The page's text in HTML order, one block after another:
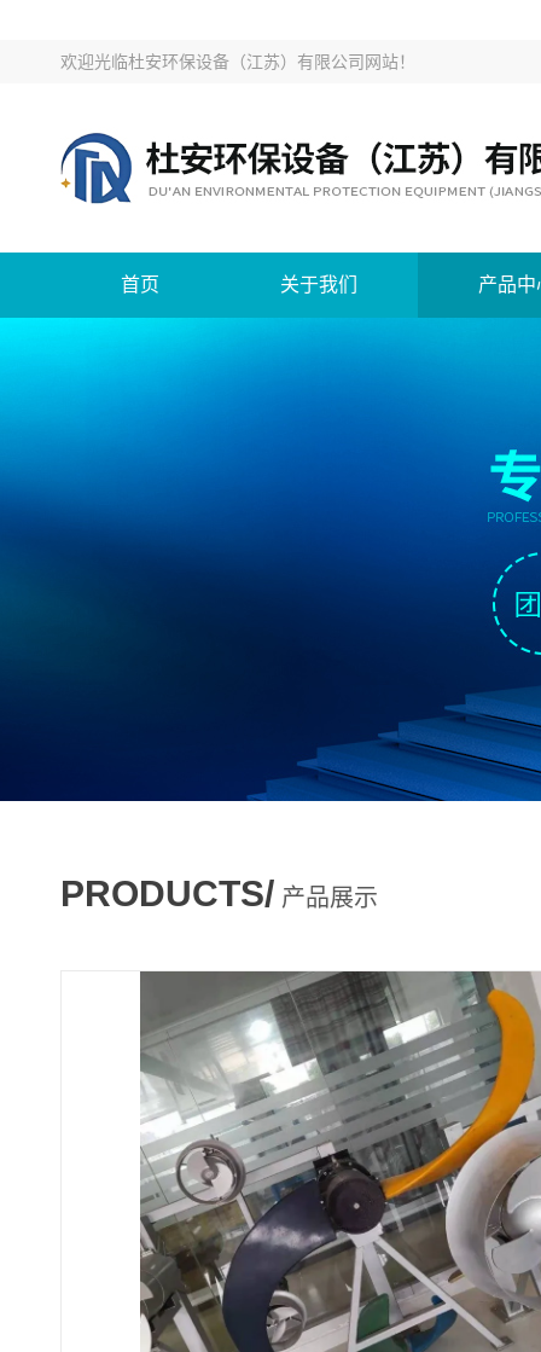
欢迎光临杜安环保设备（江苏）有限公司网站！
首页 关于我们 产品中
PRODUCTS/ 产品展示